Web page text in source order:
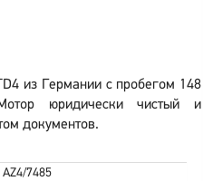
из Германии с пробегом 148
юридически чистый и
документов.
AZ4/7485